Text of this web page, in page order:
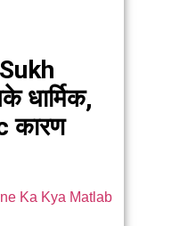
धार्मिक,
कारण